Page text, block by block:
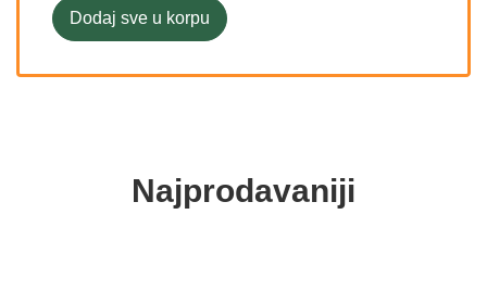
Dodaj sve u korpu
Najprodavaniji